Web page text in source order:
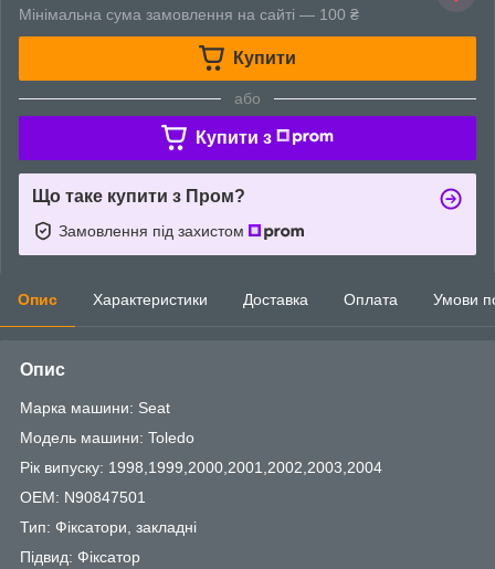
Мінімальна сума замовлення на сайті — 100 ₴
Купити
або
Купити з
Що таке купити з Пром?
Замовлення під захистом
Опис Характеристики Доставка Оплата Умови
Опис
Марка машини: Seat
Модель машини: Toledo
Рік випуску: 1998,1999,2000,2001,2002,2003,2004
OEM: N90847501
Тип: Фіксатори, закладні
Підвид: Фіксатор